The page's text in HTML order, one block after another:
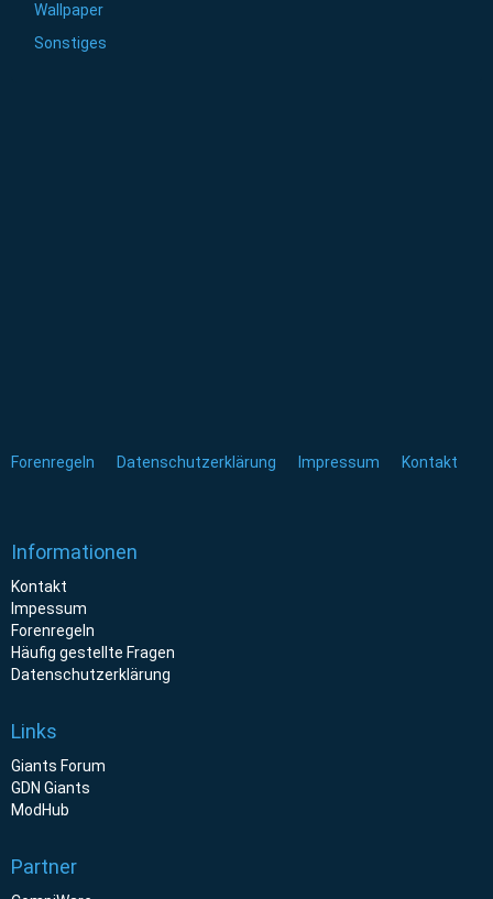
Wallpaper
Sonstiges
Forenregeln Datenschutzerklärung Impressum Kontakt
Informationen
Kontakt
Impessum
Forenregeln
Häufig gestellte Fragen
Datenschutzerklärung
Links
Giants Forum
GDN Giants
ModHub
Partner